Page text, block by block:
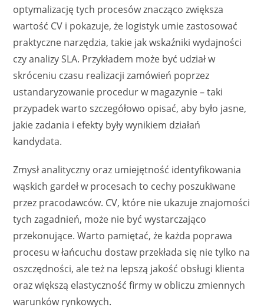
optymalizację tych procesów znacząco zwiększa
wartość CV i pokazuje, że logistyk umie zastosować
praktyczne narzędzia, takie jak wskaźniki wydajności
czy analizy SLA. Przykładem może być udział w
skróceniu czasu realizacji zamówień poprzez
ustandaryzowanie procedur w magazynie – taki
przypadek warto szczegółowo opisać, aby było jasne,
jakie zadania i efekty były wynikiem działań
kandydata.
Zmysł analityczny oraz umiejętność identyfikowania
wąskich gardeł w procesach to cechy poszukiwane
przez pracodawców. CV, które nie ukazuje znajomości
tych zagadnień, może nie być wystarczająco
przekonujące. Warto pamiętać, że każda poprawa
procesu w łańcuchu dostaw przekłada się nie tylko na
oszczędności, ale też na lepszą jakość obsługi klienta
oraz większą elastyczność firmy w obliczu zmiennych
warunków rynkowych.